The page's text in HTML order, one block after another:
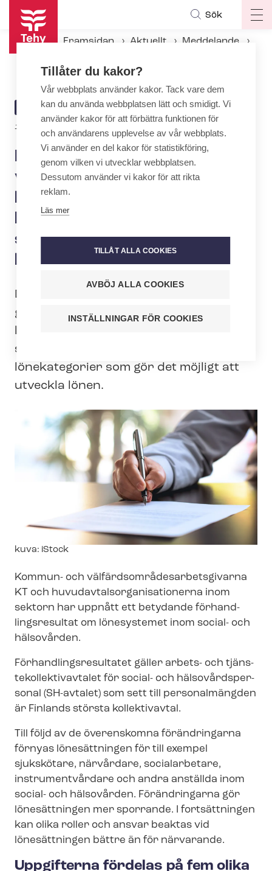
Hoppa
huvudinnehåll
Sök
Framsidan Aktuellt
Meddelande
ARTICLE
CATEGORY
MEDDELANDE
12.2.2024 | 9:00
Kommun- och
välfärdssektorns för­hand­
lings­par­ter uppnådde ett
betydande för­hand­lings­re­
sul­tat för social- och
hälsovårdssektorn
Det uppnådda för­hand­lings­re­sul­ta­tet
gäller social- och hälsovårdsektorns
lönesystem. Det ger de anställda inom
social- och hälsovården nya
lönekategorier som gör det möjligt att
utveckla lönen.
Image
kuva: iStock
Kommun- och väl­färds­om­rå­des­ar­bets­gi­var­na
KT och hu­vud­av­tals­or­ga­ni­sa­tio­ner­na inom
sektorn har uppnått ett betydande för­hand­
lings­re­sul­tat om lönesystemet inom social- och
hälsovården.
För­hand­lings­re­sul­ta­tet gäller arbets- och tjäns­
te­kol­lek­tivav­ta­let för social- och häl­so­vårds­per­
so­nal (SH-avtalet) som sett till personalmängden
är Finlands största kollektivavtal.
Till följd av de överenskomna förändringarna
förnyas lönesättningen för till exempel
sjukskötare, närvårdare, socialarbetare,
instrumentvårdare och andra anställda inom
social- och hälsovården. Förändringarna gör
lönesättningen mer sporrande. I fortsättningen
kan olika roller och ansvar beaktas vid
lönesättningen bättre än för närvarande.
Uppgifterna fördelas på fem olika
Tillåter du kakor?
Vår webbplats använder kakor. Tack vare dem
kan du använda webbplatsen lätt och smidigt. Vi
använder kakor för att förbättra funktionen för
och användarens upplevelse av vår webbplats.
Vi använder en del kakor för statistikföring,
genom vilken vi utvecklar webbplatsen.
Dessutom använder vi kakor för att rikta
reklam.
Läs mer
TILLÅT ALLA COOKIES
AVBÖJ ALLA COOKIES
INSTÄLLNINGAR FÖR COOKIES